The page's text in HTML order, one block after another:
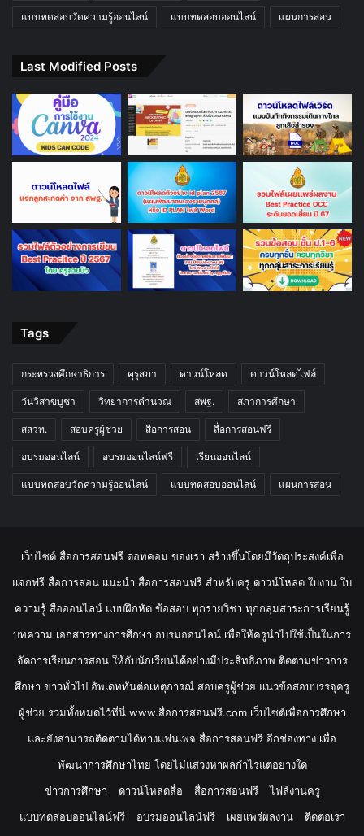
แบบทดสอบวัดความรู้ออนไลน์ แบบทดสอบออนไลน์ แผนการสอน
Last Modified Posts
Tags
กระทรวงศึกษาธิการ คุรุสภา ดาวน์โหลด ดาวน์โหลดไฟล์
วันวิสาขบูชา วิทยาการคำนวณ สพฐ. สภาการศึกษา
สสวท. สอบครูผู้ช่วย สื่อการสอน สื่อการสอนฟรี
อบรมออนไลน์ อบรมออนไลน์ฟรี เรียนออนไลน์
แบบทดสอบวัดความรู้ออนไลน์ แบบทดสอบออนไลน์ แผนการสอน
เว็บไซต์ สื่อการสอนฟรี ดอทคอม ของเรา สร้างขึ้นโดยมีวัตถุประสงค์เพื่อ
แจกฟรี สื่อการสอน แนะนำ สื่อการสอนฟรี สำหรับครู ดาวน์โหลด ใบงาน ใบ
ความรู้ สื่อออนไลน์ แบบฝึกหัด ข้อสอบ ทุกรายวิชา ทุกกลุ่มสาระการเรียนรู้
บทความ เอกสารทางการศึกษา อบรมออนไลน์ เพื่อให้ครูนำไปใช้เป็นในการ
จัดการเรียนการสอน ให้กับนักเรียนได้อย่างมีประสิทธิภาพ ติดตามข่าวการ
ศึกษา ข่าวทั่วไป อัพเดททันต่อเหตุการณ์ สอบครูผู้ช่วย แนวข้อสอบบรรจุครู
ผู้ช่วย รวมทั้งหมดไว้ที่นี่ www.สื่อการสอนฟรี.com เว็บไซต์เพื่อการศึกษา
และยังสามารถติดตามได้ทางแฟนเพจ สื่อการสอนฟรี อีกช่องทาง เพื่อ
พัฒนาการศึกษาไทย โดยไม่แสวงหาผลกำไรแต่อย่างใด
ข่าวการศึกษา
ดาวน์โหลดสื่อ สื่อการสอนฟรี
ไฟล์งานครู
แบบทดสอบออนไลน์ฟรี
อบรมออนไลน์ฟรี เผยแพร่ผลงาน ติดต่อเรา